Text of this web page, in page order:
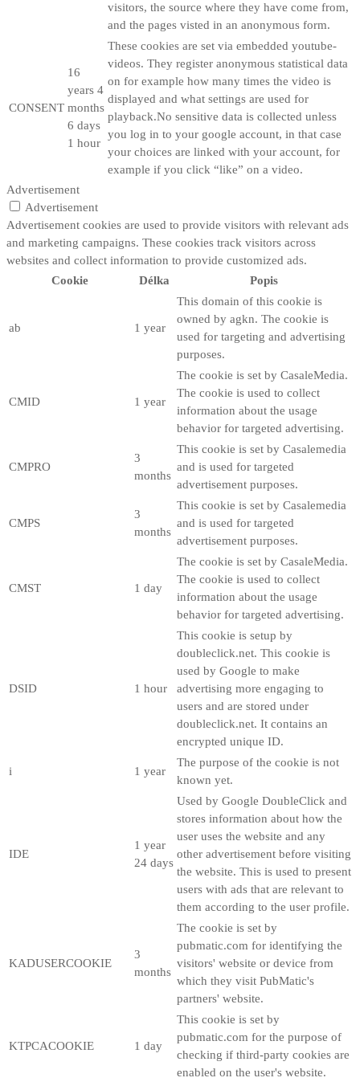
visitors, the source where they have come from,
and the pages visted in an anonymous form.
CONSENT
16
years 4
months
6 days
1 hour
These cookies are set via embedded youtube-
videos. They register anonymous statistical data
on for example how many times the video is
displayed and what settings are used for
playback.No sensitive data is collected unless
you log in to your google account, in that case
your choices are linked with your account, for
example if you click “like” on a video.
Advertisement
Advertisement
Advertisement cookies are used to provide visitors with relevant ads
and marketing campaigns. These cookies track visitors across
websites and collect information to provide customized ads.
Cookie
Délka Popis
ab 1 year
This domain of this cookie is
owned by agkn. The cookie is
used for targeting and advertising
purposes.
CMID 1 year
The cookie is set by CasaleMedia.
The cookie is used to collect
information about the usage
behavior for targeted advertising.
CMPRO
3
months
This cookie is set by Casalemedia
and is used for targeted
advertisement purposes.
CMPS
3
months
This cookie is set by Casalemedia
and is used for targeted
advertisement purposes.
CMST 1 day
The cookie is set by CasaleMedia.
The cookie is used to collect
information about the usage
behavior for targeted advertising.
DSID 1 hour
This cookie is setup by
doubleclick.net. This cookie is
used by Google to make
advertising more engaging to
users and are stored under
doubleclick.net. It contains an
encrypted unique ID.
i 1 year
The purpose of the cookie is not
known yet.
IDE
1 year
24 days
Used by Google DoubleClick and
stores information about how the
user uses the website and any
other advertisement before visiting
the website. This is used to present
users with ads that are relevant to
them according to the user profile.
KADUSERCOOKIE
3
months
The cookie is set by
pubmatic.com for identifying the
visitors' website or device from
which they visit PubMatic's
partners' website.
KTPCACOOKIE 1 day
This cookie is set by
pubmatic.com for the purpose of
checking if third-party cookies are
enabled on the user's website.